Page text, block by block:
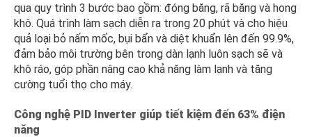
qua quy trình 3 bước bao gồm: đóng băng, rã băng và hong
khô. Quá trình làm sạch diễn ra trong 20 phút và cho hiệu
quả loại bỏ nấm mốc, bụi bẩn và diệt khuẩn lên đến 99.9%,
đảm bảo môi trường bên trong dàn lạnh luôn sạch sẽ và
khô ráo, góp phần nâng cao khả năng làm lạnh và tăng
cường tuổi thọ cho máy.
Công nghệ PID Inverter giúp tiết kiệm đến 63% điện
năng